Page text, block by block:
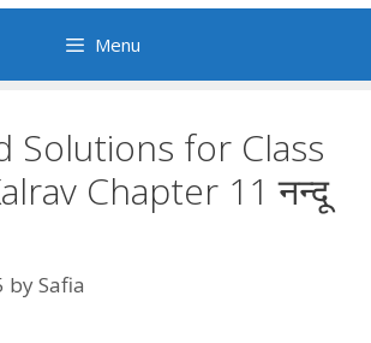
Menu
Solutions for Class
Chapter 11 नन्दू
bySafia